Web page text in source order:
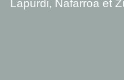
Lapurdi, Nafarroa et